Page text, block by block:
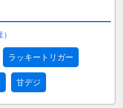
ラッキートリガー
甘デジ